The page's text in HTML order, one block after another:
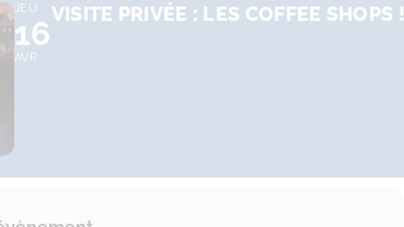
JEU
16
AVR
VISITE PRIVÉE : LES COFFEE SHOPS !